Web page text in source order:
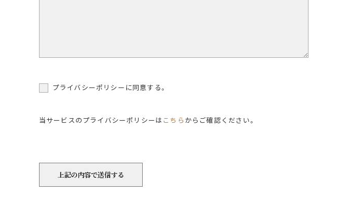
プライバシーポリシーに同意する。
当サービスのプライバシーポリシーは こちら からご確認ください。